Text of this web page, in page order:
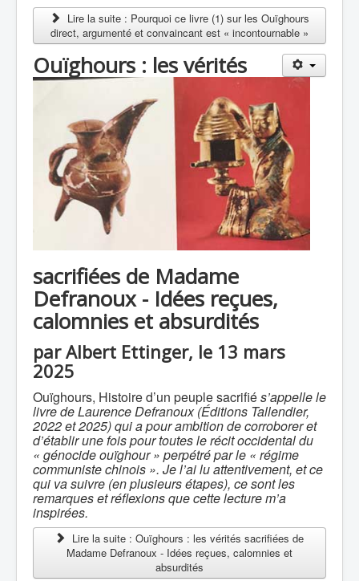
Lire la suite : Pourquoi ce livre (1) sur les Ouïghours
direct, argumenté et convaincant est « incontournable »
Ouïghours : les vérités
sacrifiées de Madame
Defranoux - Idées reçues,
calomnies et absurdités
par Albert Ettinger, le 13 mars
2025
Ouïghours, Histoire d’un peuple sacrifiés’appelle le
livre de Laurence Defranoux (Éditions Tallendier,
2022 et 2025) qui a pour ambition de corroborer et
d’établir une fois pour toutes le récit occidental du
« génocide ouïghour » perpétré par le « régime
communiste chinois ». Je l’ai lu attentivement, et ce
qui va suivre (en plusieurs étapes), ce sont les
remarques et réflexions que cette lecture m’a
inspirées.
Lire la suite : Ouïghours : les vérités sacrifiées de
Madame Defranoux - Idées reçues, calomnies et
absurdités